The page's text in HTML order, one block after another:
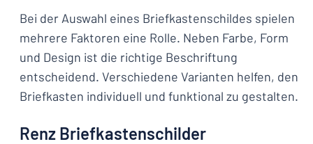
Bei der Auswahl eines Briefkastenschildes spielen
mehrere Faktoren eine Rolle. Neben Farbe, Form
und Design ist die richtige Beschriftung
entscheidend. Verschiedene Varianten helfen, den
Briefkasten individuell und funktional zu gestalten.
Renz Briefkastenschilder